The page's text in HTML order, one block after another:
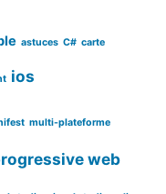
astuces C# carte
ios
multi-plateforme
web